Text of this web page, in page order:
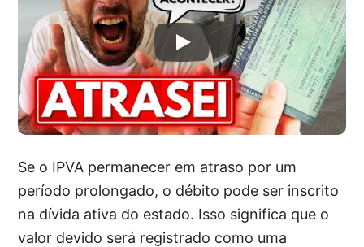
Se o IPVA permanecer em atraso por um
período prolongado, o débito pode ser inscrito
na dívida ativa do estado. Isso significa que o
valor devido será registrado como uma